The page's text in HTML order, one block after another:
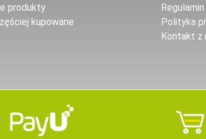
produkty
kupowane
Regulamin
Polityka
Kontakt z